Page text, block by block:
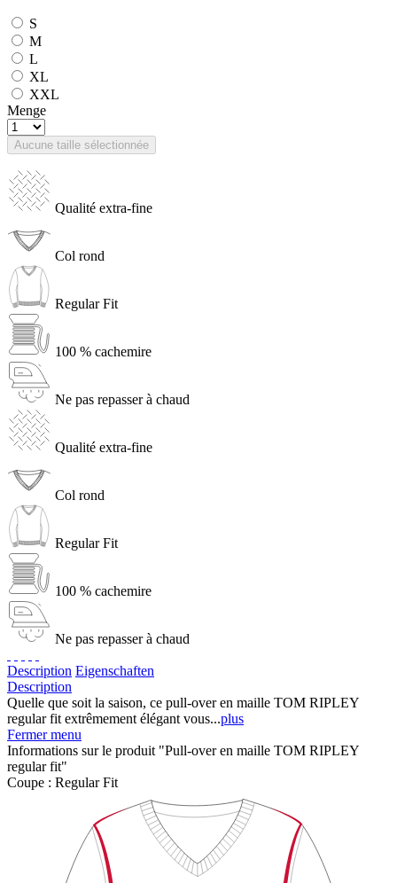
S
M
L
XL
XXL
Menge
Aucune taille sélectionnée
Qualité extra-fine
Col rond
Regular Fit
100 % cachemire
Ne pas repasser à chaud
Qualité extra-fine
Col rond
Regular Fit
100 % cachemire
Ne pas repasser à chaud
Description Eigenschaften
Description
Quelle que soit la saison, ce pull-over en maille TOM RIPLEY
regular fit extrêmement élégant vous...plus
Fermer menu
Informations sur le produit "Pull-over en maille TOM RIPLEY
regular fit"
Coupe : Regular Fit